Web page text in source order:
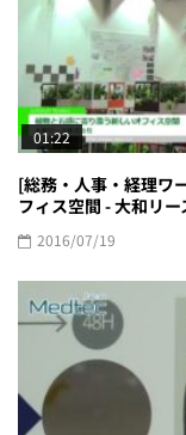
01:22
[総務・人事・経理ワ
フィス空間 - 大和リ
2016/07/19